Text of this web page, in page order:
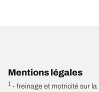
Mentions légales
1 - freinage et motricité sur